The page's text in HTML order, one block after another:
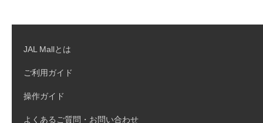
JAL Mallとは
ご利用ガイド
操作ガイド
よくあるご質問・お問い合わせ